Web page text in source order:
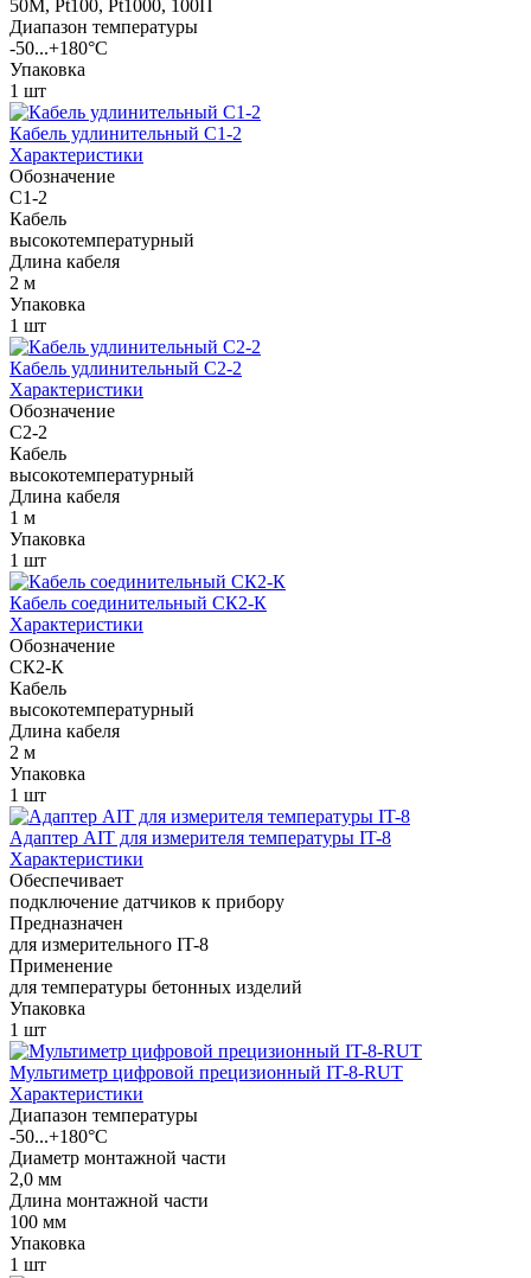
50М, Pt100, Pt1000, 100П
Диапазон температуры
-50...+180°С
Упаковка
1 шт
Кабель удлинительный С1-2
Характеристики
Обозначение
С1-2
Кабель
высокотемпературный
Длина кабеля
2 м
Упаковка
1 шт
Кабель удлинительный С2-2
Характеристики
Обозначение
С2-2
Кабель
высокотемпературный
Длина кабеля
1 м
Упаковка
1 шт
Кабель соединительный СК2-К
Характеристики
Обозначение
СК2-К
Кабель
высокотемпературный
Длина кабеля
2 м
Упаковка
1 шт
Адаптер AIT для измерителя температуры IT-8
Характеристики
Обеспечивает
подключение датчиков к прибору
Предназначен
для измерительного IT-8
Применение
для температуры бетонных изделий
Упаковка
1 шт
Мультиметр цифровой прецизионный IT-8-RUT
Характеристики
Диапазон температуры
-50...+180°С
Диаметр монтажной части
2,0 мм
Длина монтажной части
100 мм
Упаковка
1 шт